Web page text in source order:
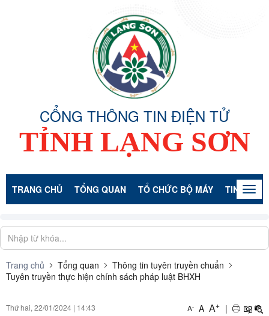
CỔNG THÔNG TIN ĐIỆN TỬ
TỈNH LẠNG SƠN
TRANG CHỦ TỔNG QUAN TỔ CHỨC BỘ MÁY TIN TỨC -
Trang chủ Tổng quan
Thông tin tuyên truyền chuẩn
Tuyên truyền thực hiện chính sách pháp luật BHXH
Thứ hai, 22/01/2024 | 14:43 A- A A+ |